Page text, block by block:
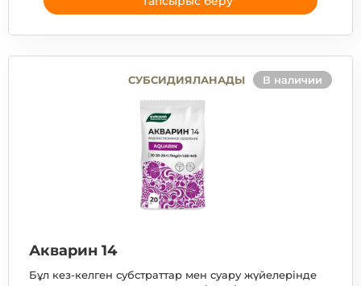
СУБСИДИЯЛАНАДЫ В наличии
Акварин 14
Бұл кез-келген субстраттар мен суару жүйелерінде